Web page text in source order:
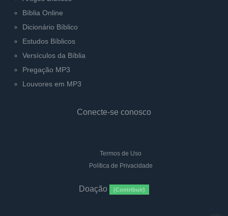
Bíblia Online
Dicionário Bíblico
Estudos Bíblicos
Versículos da Bíblia
Pregação MP3
Louvores em MP3
Conecte-se conosco
Termos de Uso
Política de Privacidade
Doação (Contribuir)